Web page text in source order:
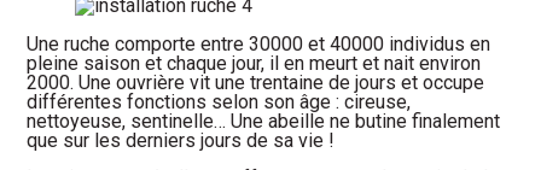
Une ruche comporte entre 30000 et 40000 individus en
pleine saison et chaque jour, il en meurt et nait environ
2000. Une ouvrière vit une trentaine de jours et occupe
différentes fonctions selon son âge : cireuse,
nettoyeuse, sentinelle… Une abeille ne butine finalement
que sur les derniers jours de sa vie !